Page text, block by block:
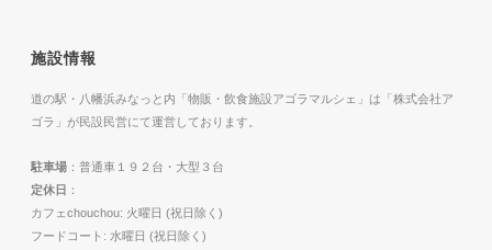
施設情報
道の駅・八幡浜みなっと内「物販・飲食施設アゴラマルシェ」は「株式会社ア
ゴラ」が民設民営にて運営しております。
駐車場 ：普通車１９２台・大型３台
定休日 ：
カフェchouchou: 火曜日 (祝日除く)
フードコート: 水曜日 (祝日除く)